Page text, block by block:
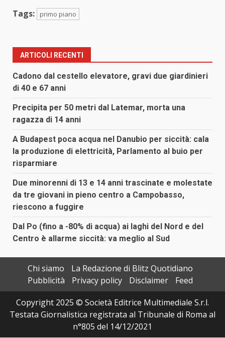
Tags: primo piano
ARTICOLI RECENTI
Cadono dal cestello elevatore, gravi due giardinieri
di 40 e 67 anni
Precipita per 50 metri dal Latemar, morta una
ragazza di 14 anni
A Budapest poca acqua nel Danubio per siccità: cala
la produzione di elettricità, Parlamento al buio per
risparmiare
Due minorenni di 13 e 14 anni trascinate e molestate
da tre giovani in pieno centro a Campobasso,
riescono a fuggire
Dal Po (fino a -80% di acqua) ai laghi del Nord e del
Centro è allarme siccità: va meglio al Sud
Chi siamo
La Redazione di Blitz Quotidiano
Pubblicità
Privacy policy Disclaimer
Feed
Copyright 2025 © Società Editrice Multimediale S.r.l.
Testata Giornalistica registrata al Tribunale di Roma al
n°805 del 14/12/2021